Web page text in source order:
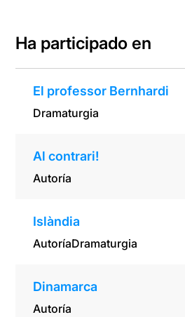
Ha participado en
El professor Bernhardi
Dramaturgia
Al contrari!
Autoría
Islàndia
AutoríaDramaturgia
Dinamarca
Autoría